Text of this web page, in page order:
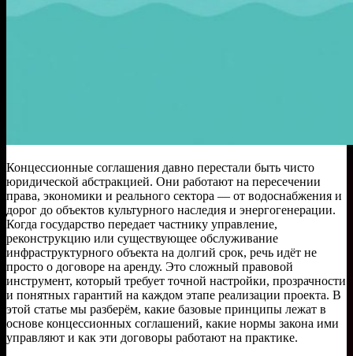
Концессионные соглашения давно перестали быть чисто
юридической абстракцией. Они работают на пересечении
права, экономики и реального сектора — от водоснабжения и
дорог до объектов культурного наследия и энергогенерации.
Когда государство передает частнику управление,
реконструкцию или существующее обслуживание
инфраструктурного объекта на долгий срок, речь идёт не
просто о договоре на аренду. Это сложный правовой
инструмент, который требует точной настройки, прозрачности
и понятных гарантий на каждом этапе реализации проекта. В
этой статье мы разберём, какие базовые принципы лежат в
основе концессионных соглашений, какие нормы закона ими
управляют и как эти договоры работают на практике.